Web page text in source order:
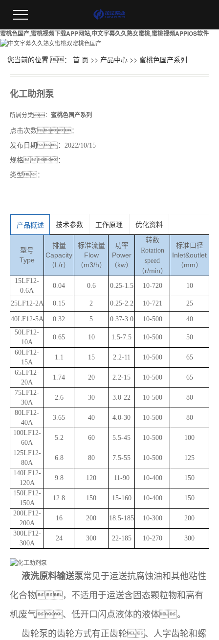
蜜桃色国产,蜜桃视频下载APP网站,中文字幕久久熟女蜜桃,蜜桃视频APPIOS软件
您当前的位置 ： 首 页 >> 产品中心 >> 蜜桃色国产系列
化工助剂泵
所属分类： 蜜桃色国产系列
点击次数：
发布日期： 2022/10/15
规格：
类型：
产品概述 技术参数 工作原理 优化资料
型号
Type
排量
Capacity
（L/r）
标准流量
Flow
（m3/h）
功率
Power
（kw）
转数
Rotation
speed
（r/min）
标准口径
Inlet&outlet
（mm）
15LF12-
0. 6A
0.04 0. 6 0. 25-1. 5 10-720 10
25LF12-2A 0. 15 2 0.25-2.2 10-721 25
40LF12-5A 0.32 5 0. 37-3.0 10-500
40
50LF12-
10A
0. 65 10 1.5-7.5 10-500 50
60LF12-
15A
1.1 1 5 2.2-11 10-500 65
65LF12-
20A
1.74 20 2.2-1 5 10-500 65
75LF12-
30A
2.6 30 3.0-22 10-500 80
80LF12-
40A
3.65 40 4.0-30 10-500 80
100LF12-
60A
5.2 60 5.5-45 10-500 1 00
125LF12-
80A
6.8 80 7.5-55 10-500 1 25
140LF12-
120A
9.8 120 11-90 10-400 1 50
150LF12-
150A
12.8 150 15-160 10-400 150
200LF12-
200A
16 200 18.5-185 10-300 200
300LF12-
300A
24 300 22-185 10-270 300
液洗原料输送泵常见于运送抗腐蚀油和其他粘性
化合物，不适用于运送含固态颗粒物和高有
机废气、低开口闪点液体的液体。
齿轮泵的齿轮方式有正齿轮、人字齿轮和螺